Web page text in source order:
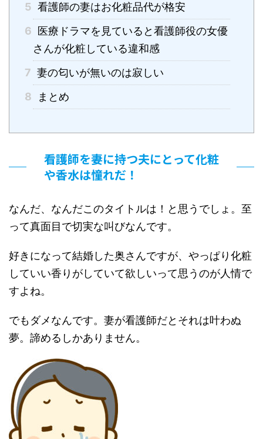
5 看護師の妻はお化粧品代が格安
6
医療ドラマを見ていると看護師役の女優
さんが化粧している違和感
7 妻の匂いが無いのは寂しい
8
まとめ
看護師を妻に持つ夫にとって化粧
や香水は憧れだ！
なんだ、なんだこのタイトルは！と思うでしょ。至
って真面目で切実な叫びなんです。
好きになって結婚した奥さんですが、やっぱり化粧
していい香りがしていて欲しいって思うのが人情で
すよね。
でもダメなんです。妻が看護師だとそれは叶わぬ
夢。諦めるしかありません。